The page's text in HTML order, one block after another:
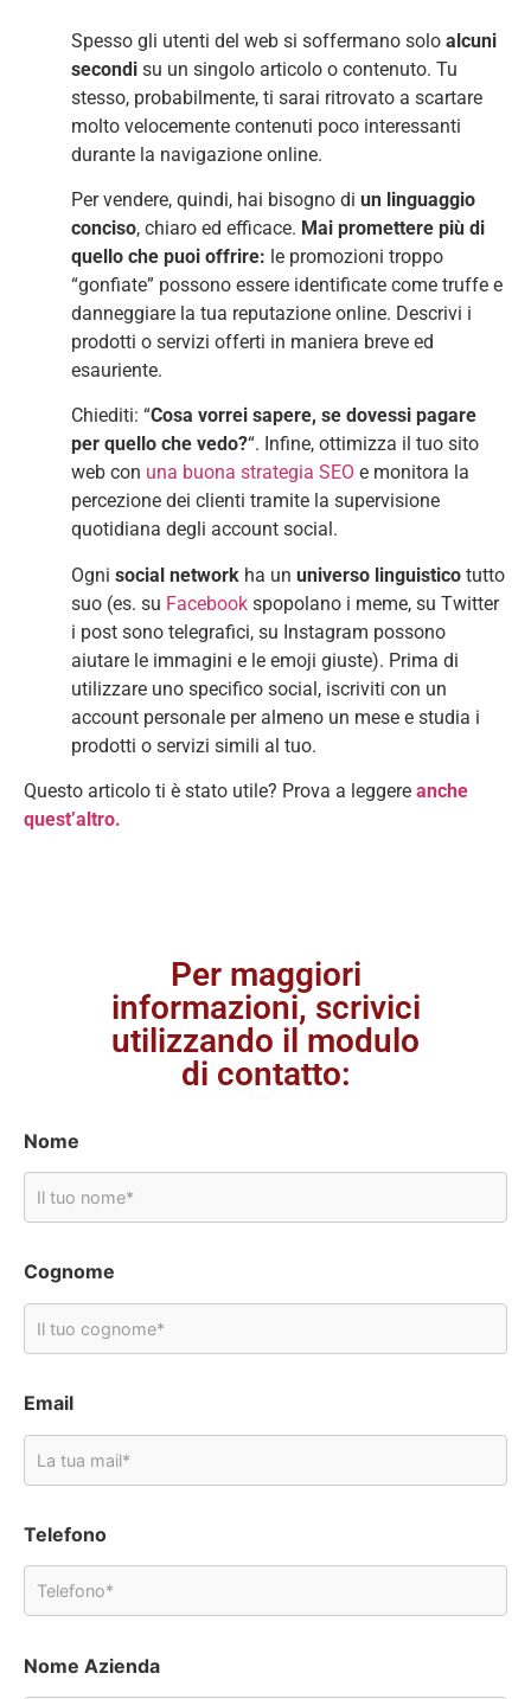
Spesso gli utenti del web si soffermano solo alcuni
secondi su un singolo articolo o contenuto. Tu
stesso, probabilmente, ti sarai ritrovato a scartare
molto velocemente contenuti poco interessanti
durante la navigazione online.
Per vendere, quindi, hai bisogno di un linguaggio
conciso, chiaro ed efficace. Mai promettere più di
quello che puoi offrire: le promozioni troppo
“gonfiate” possono essere identificate come truffe e
danneggiare la tua reputazione online. Descrivi i
prodotti o servizi offerti in maniera breve ed
esauriente.
Chiediti: “Cosa vorrei sapere, se dovessi pagare
per quello che vedo?“. Infine, ottimizza il tuo sito
web con una buona strategia SEO e monitora la
percezione dei clienti tramite la supervisione
quotidiana degli account social.
Ogni social network ha un universo linguistico tutto
suo (es. su Facebook spopolano i meme, su Twitter
i post sono telegrafici, su Instagram possono
aiutare le immagini e le emoji giuste). Prima di
utilizzare uno specifico social, iscriviti con un
account personale per almeno un mese e studia i
prodotti o servizi simili al tuo.
Questo articolo ti è stato utile? Prova a leggere anche
quest’altro.
Per maggiori
informazioni, scrivici
utilizzando il modulo
di contatto:
Nome
Cognome
Email
Telefono
Nome Azienda